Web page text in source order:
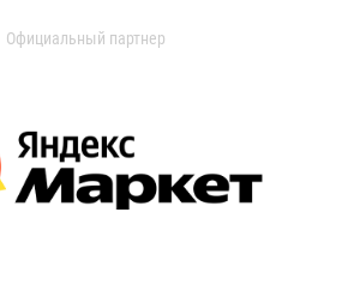
Официальный партнер